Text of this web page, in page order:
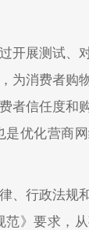
开展测试、
为消费者购
者信任度和
是优化营商
、行政法规
》要求，